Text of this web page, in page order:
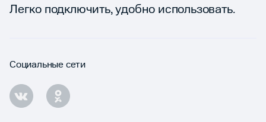
Легко подключить, удобно использовать.
Социальные сети